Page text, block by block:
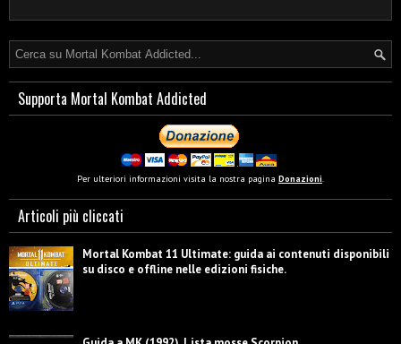
Supporta Mortal Kombat Addicted
Per ulteriori informazioni visita la nostra pagina Donazioni.
Articoli più cliccati
Mortal Kombat 11 Ultimate: guida ai contenuti disponibili
su disco e offline nelle edizioni fisiche.